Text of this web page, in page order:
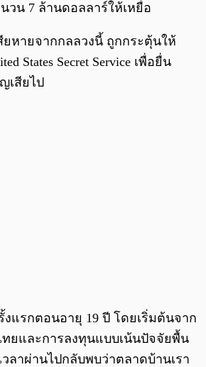
วน 7 ล้านดอลลาร์ให้เหยื่อ
ยหายจากกลลวงนี้ ถูกกระตุ้นให้
States Secret Service เพื่อยื่น
เสียไป
งแรกตอนอายุ 19 ปี โดยเริ่มต้นจาก
ยและการลงทุนแบบเน้นปัจจัยพื้น
ลาผ่านไปกลับพบว่าตลาดบ้านเรา